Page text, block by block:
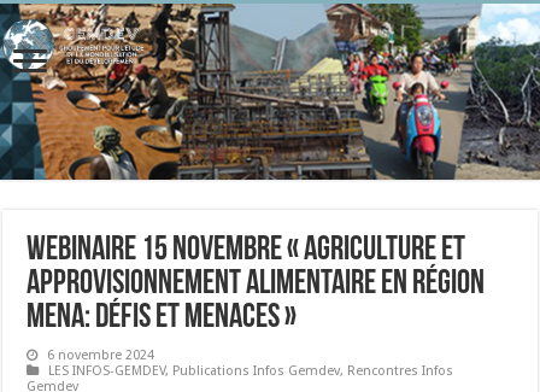
Webinaire 15 novembre « Agriculture et
approvisionnement alimentaire en région
MENA: défis et menaces »
6 novembre 2024
LES INFOS-GEMDEV, Publications Infos Gemdev, Rencontres Infos
Gemdev